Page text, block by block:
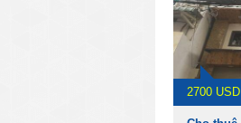
2700 USD